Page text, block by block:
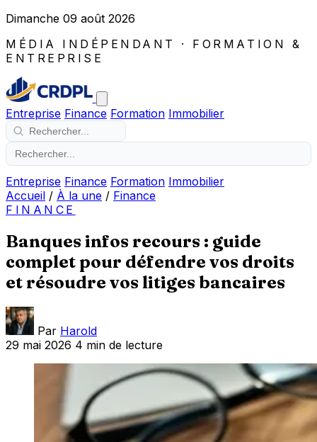
Dimanche 09 août 2026
MÉDIA INDÉPENDANT · FORMATION &
ENTREPRISE
Entreprise Finance Formation Immobilier
Entreprise Finance Formation Immobilier
Accueil / À la une / Finance
FINANCE
Banques infos recours : guide
complet pour défendre vos droits
et résoudre vos litiges bancaires
Par Harold
29 mai 2026 4 min de lecture